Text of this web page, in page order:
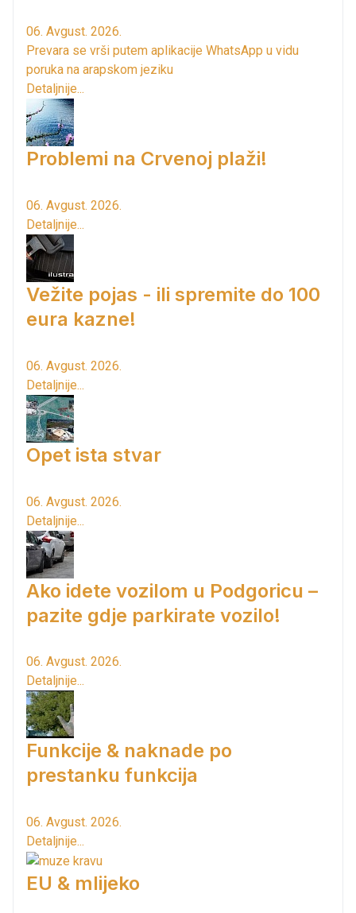
06. Avgust. 2026.
Prevara se vrši putem aplikacije WhatsApp u vidu
poruka na arapskom jeziku
Detaljnije...
Problemi na Crvenoj plaži!
06. Avgust. 2026.
Detaljnije...
Vežite pojas - ili spremite do 100
eura kazne!
06. Avgust. 2026.
Detaljnije...
Opet ista stvar
06. Avgust. 2026.
Detaljnije...
Ako idete vozilom u Podgoricu –
pazite gdje parkirate vozilo!
06. Avgust. 2026.
Detaljnije...
Funkcije & naknade po
prestanku funkcija
06. Avgust. 2026.
Detaljnije...
EU & mlijeko